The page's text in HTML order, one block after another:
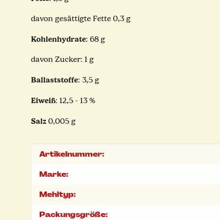
davon gesättigte Fette 0,3 g
Kohlenhydrate: 68 g
davon Zucker: 1 g
Ballaststoffe: 3,5 g
Eiweiß: 12,5 - 13 %
Salz 0,005 g
Produkteigenschaft
Wert
Artikelnummer:
Marke:
Mehltyp:
Packungsgröße: